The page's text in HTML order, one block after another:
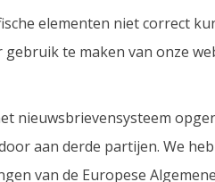
elementen niet correct
te maken van onze
nieuwsbrievensysteem
aan derde partijen. We
van de Europese